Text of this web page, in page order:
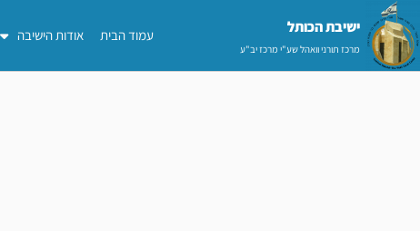
דילוג
לתוכן
ישיבת הכותל​
מרכז תורני וואהל שע"י מרכז יב"ע
עמוד הבית אודות הישיבה